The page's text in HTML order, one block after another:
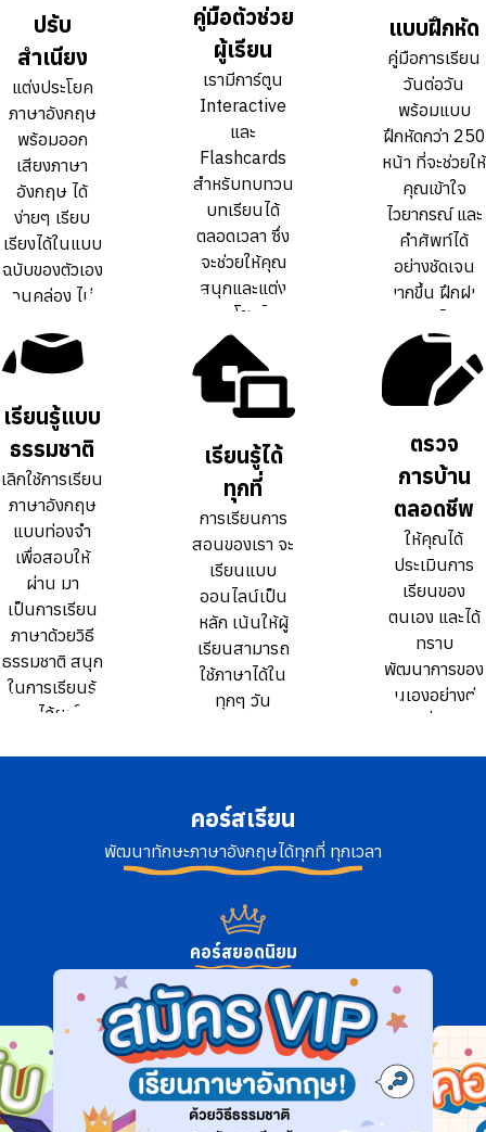
ปรับ
สำเนียง
แต่งประโยค
ภาษาอังกฤษ
พร้อมออก
เสียงภาษา
อังกฤษ ได้
ง่ายๆ เรียบ
เรียงได้ในแบบ
ฉบับของตัวเอง
จนคล่อง ไม่
เนียงเป๊ะ
ปรับ
สำเนียง
แต่งประโยค
ภาษาอังกฤษ
พร้อมออก
เสียงภาษา
อังกฤษ ได้
ง่ายๆ เรียบ
เรียงได้ในแบบ
ฉบับของตัวเอง
จนคล่อง ไม่
เนียงเป๊ะ
คู่มือตัวช่วย
ผู้เรียน
เรามีการ์ตูน
Interactive
และ
Flashcards
สำหรับทบทวน
บทเรียนได้
ตลอดเวลา ซึ่ง
จะช่วยให้คุณ
สนุกและแต่ง
ประโยคได้
คล่องขึ้นกว่า
การเรียน
ธรรมดา 10
เท่า
คู่มือตัวช่วย
ผู้เรียน
เรามีการ์ตูน
Interactive
และ
Flashcards
สำหรับทบทวน
บทเรียนได้
ตลอดเวลา ซึ่ง
จะช่วยให้คุณ
สนุกและแต่ง
ประโยคได้
คล่องขึ้นกว่า
การเรียน
ธรรมดา 10
เท่า
แบบฝึกหัด
คู่มือการเรียน
วันต่อวัน
พร้อมแบบ
ฝึกหัดกว่า 250
หน้า ที่จะช่วยให้
คุณเข้าใจ
ไวยากรณ์ และ
คำศัพท์ได้
อย่างชัดเจน
มากขึ้น ฝึกฝน
ที่
แบบฝึกหัด
คู่มือการเรียน
วันต่อวัน
พร้อมแบบ
ฝึกหัดกว่า 250
หน้า ที่จะช่วยให้
คุณเข้าใจ
ไวยากรณ์ และ
คำศัพท์ได้
อย่างชัดเจน
มากขึ้น ฝึกฝน
ที่
เรียนรู้แบบ
ธรรมชาติ
เลิกใช้การเรียน
ภาษาอังกฤษ
แบบท่องจำ
เพื่อสอบให้
ผ่าน มา
เป็นการเรียน
ภาษาด้วยวิธี
ธรรมชาติ สนุก
ในการเรียนรู้
และได้ผลใน
เรียนรู้แบบ
ธรรมชาติ
เลิกใช้การเรียน
ภาษาอังกฤษ
แบบท่องจำ
เพื่อสอบให้
ผ่าน มา
เป็นการเรียน
ภาษาด้วยวิธี
ธรรมชาติ สนุก
ในการเรียนรู้
และได้ผลใน
เรียนรู้ได้
ทุกที่
การเรียนการ
สอนของเรา จะ
เรียนแบบ
ออนไลน์เป็น
หลัก เน้นให้ผู้
เรียนสามารถ
ใช้ภาษาได้ใน
ทุกๆ วัน
เรียนรู้ได้
ทุกที่
การเรียนการ
สอนของเรา จะ
เรียนแบบ
ออนไลน์เป็น
หลัก เน้นให้ผู้
เรียนสามารถ
ใช้ภาษาได้ใน
ทุกๆ วัน
ตรวจ
การบ้าน
ตลอดชีพ
ให้คุณได้
ประเมินการ
เรียนของ
ตนเอง และได้
ทราบ
พัฒนาการของ
ตนเองอย่างต่อ
เนื่อง
ตรวจ
การบ้าน
ตลอดชีพ
ให้คุณได้
ประเมินการ
เรียนของ
ตนเอง และได้
ทราบ
พัฒนาการของ
ตนเองอย่างต่อ
เนื่อง
คอร์สเรียน
พัฒนาทักษะภาษาอังกฤษได้ทุกที่ ทุกเวลา
คอร์สยอดนิยม